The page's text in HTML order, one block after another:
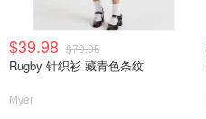
$39.98 $79.95
Rugby 针织衫 藏青色条纹
Myer